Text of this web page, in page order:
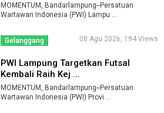
MOMENTUM, Bandarlampung--Persatuan
Wartawan Indonesia (PWI) Lampu ...
Gelanggang 08 Agu 2026, 194 Views
PWI Lampung Targetkan Futsal
Kembali Raih Kej ...
MOMENTUM, Bandarlampung--Persatuan
Wartawan Indonesia (PWI) Provi ...